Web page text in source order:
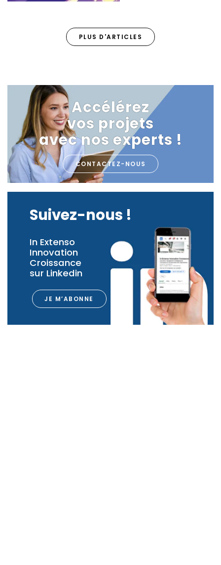
PLUS D'ARTICLES
Accélérez
vos projets
avec nos experts !
CONTACTEZ-NOUS
Suivez-nous !
In Extenso
Innovation
Croissance
sur Linkedin
JE M’ABONNE